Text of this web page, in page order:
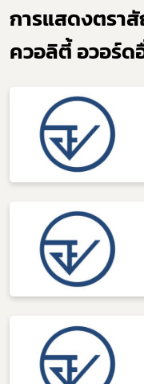
การแสดงตรา
ควอลิตี้ อวอร์ด
ผู้ประกอบก
อาหาร